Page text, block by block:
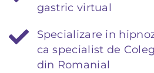
gastric virtual
Specializare in
ca specialist de
din Romanial